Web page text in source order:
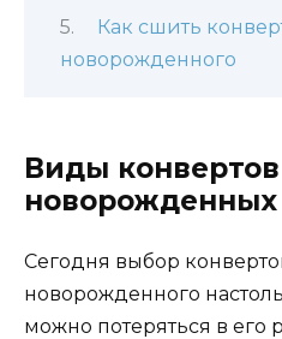
Как сшить
новорожденного
Виды
новорожденных
Сегодня выбор
новорожденного
можно потеряться в его